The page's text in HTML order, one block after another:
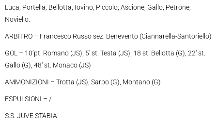
Luca, Portella, Bellotta, Iovino, Piccolo, Ascione, Gallo, Petrone,
Noviello.
ARBITRO – Francesco Russo sez. Benevento (Ciannarella-Santoriello)
GOL – 10’pt. Romano (JS), 5′ st. Testa (JS), 18 st. Bellotta (G), 22′ st.
Gallo (G), 48′ st. Monaco (JS)
AMMONIZIONI – Trotta (JS), Sarpo (G), Montano (G)
ESPULSIONI – /
S.S. JUVE STABIA